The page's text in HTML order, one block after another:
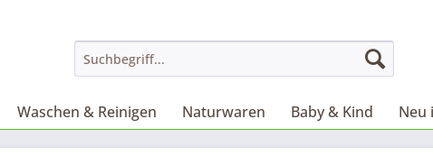
Waschen & Reinigen Naturwaren Baby & Kind Neu